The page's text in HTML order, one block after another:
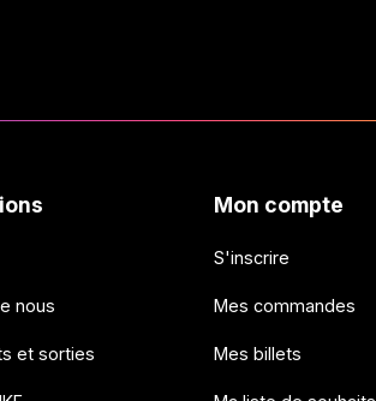
nous
et sorties
Mon compte
S'inscrire
Mes commandes
Mes billets